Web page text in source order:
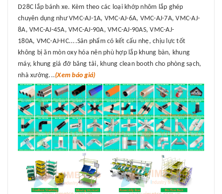
D28C lắp bánh xe. Kèm theo các loại khớp nhôm lắp ghép
chuyên dụng như VMC-AJ-1A, VMC-AJ-6A, VMC-AJ-7A, VMC-AJ-
8A, VMC-AJ-45A, VMC-AJ-90A, VMC-AJ-90AS, VMC-AJ-
180A, VMC-AJ-HC....Sản phẩm có kết cấu nhẹ, chịu lực tốt
không bị ăn mòn oxy hóa nên phù hợp lắp khung bàn, khung
máy, khung giá đỡ băng tải, khung clean booth cho phòng sạch,
nhà xưởng...(Xem báo giá)